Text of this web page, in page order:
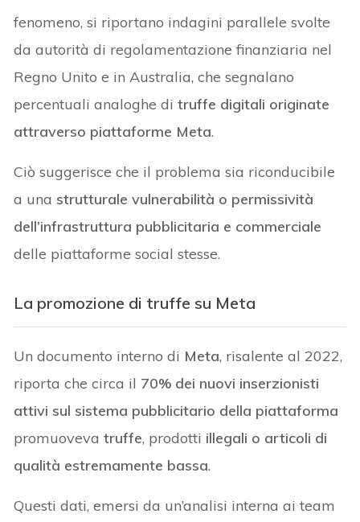
fenomeno, si riportano indagini parallele svolte
da autorità di regolamentazione finanziaria nel
Regno Unito e in Australia, che segnalano
percentuali analoghe di truffe digitali originate
attraverso piattaforme Meta.
Ciò suggerisce che il problema sia riconducibile
a una strutturale vulnerabilità o permissività
dell’infrastruttura pubblicitaria e commerciale
delle piattaforme social stesse.
La promozione di truffe su Meta
Un documento interno di Meta, risalente al 2022,
riporta che circa il 70% dei nuovi inserzionisti
attivi sul sistema pubblicitario della piattaforma
promuovevatruffe, prodotti illegali o articoli di
qualità estremamente bassa.
Questi dati, emersi da un’analisi interna ai team